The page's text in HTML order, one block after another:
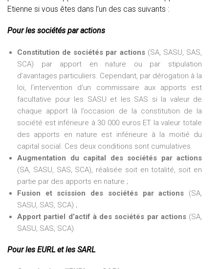
Etienne si vous êtes dans l’un des cas suivants :
Pour les sociétés par actions
Constitution de sociétés par actions(SA, SASU, SAS,
SCA) par apport en nature ou par stipulation
d’avantages particuliers. Cependant, par dérogation à la
loi, l’intervention d’un commissaire aux apports est
facultative pour les SASU et les SAS si la valeur de
chaque apport là l’occasion de la constitution de la
société est inférieure à 30 000 euros ET la valeur totale
des apports en nature est inférieure à la moitié du
capital social. Ces deux conditions sont cumulatives.
Augmentation du capital des sociétés par actions
(SA, SASU, SAS, SCA), réalisée soit en totalité, soit en
partie par des apports en nature ;
Fusion et scission des sociétés par actions (SA,
SASU, SAS, SCA) ;
Apport partiel d’actif à des sociétés par actions(SA,
SASU, SAS, SCA).
Pour les EURL et les SARL